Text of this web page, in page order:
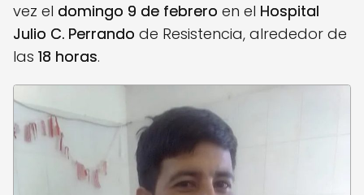
vez el domingo 9 de febrero en el Hospital
Julio C. Perrando de Resistencia, alrededor de
las 18 horas.